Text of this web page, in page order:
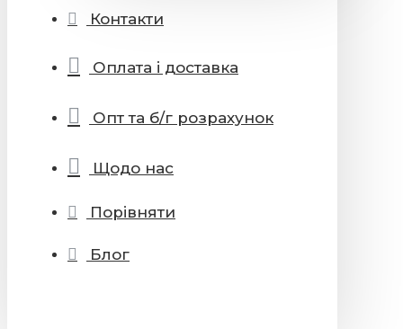
Контакти
Оплата і доставка
Опт та б/г розрахунок
Щодо нас
Порівняти
Блог